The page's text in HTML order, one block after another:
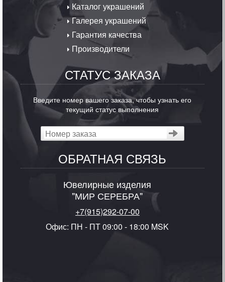
Каталог украшений
Галерея украшений
Гарантия качества
Производители
СТАТУС ЗАКАЗА
Введите номер вашего заказа, чтобы узнать его
текущий статус выполнения
ОБРАТНАЯ СВЯЗЬ
Ювелирные изделия
"МИР СЕРЕБРА"
+7(915)292-07-00
Офис: ПН - ПТ 09:00 - 18:00 MSK